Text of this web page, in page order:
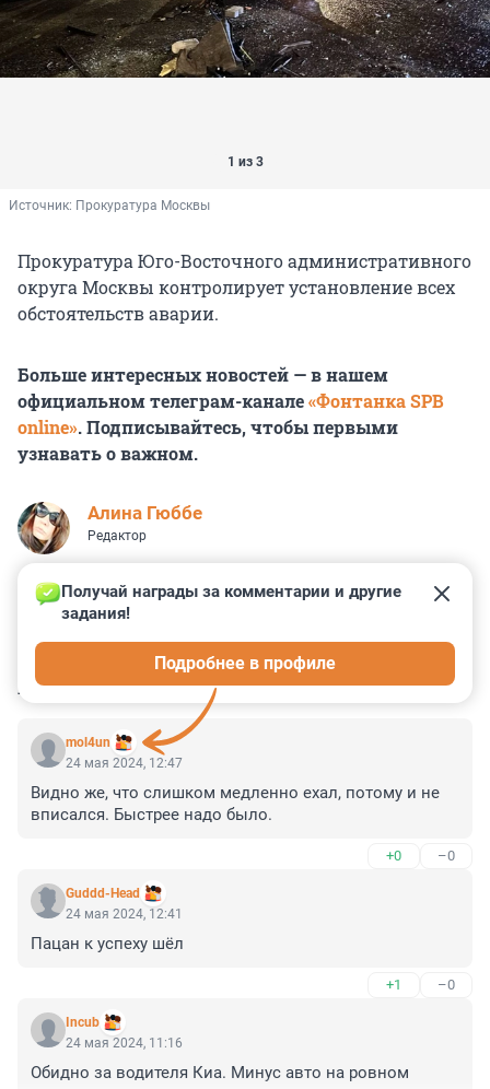
1 из 3
Источник: Прокуратура Москвы
Прокуратура Юго-Восточного административного
округа Москвы контролирует установление всех
обстоятельств аварии.
Больше интересных новостей — в нашем
официальном телеграм-канале«Фонтанка SPB
online». Подписывайтесь, чтобы первыми
узнавать о важном.
Алина Гюббе
Редактор
КОММЕНТАРИИ 12
mol4un
Получай награды за комментарии и другие
задания!
Подробнее в профиле
24 мая 2024, 12:47
Видно же, что слишком медленно ехал, потому и не
вписался. Быстрее надо было.
+0 –0
Guddd-Head
24 мая 2024, 12:41
Пацан к успеху шёл
+1 –0
Incub
24 мая 2024, 11:16
Обидно за водителя Киа. Минус авто на ровном